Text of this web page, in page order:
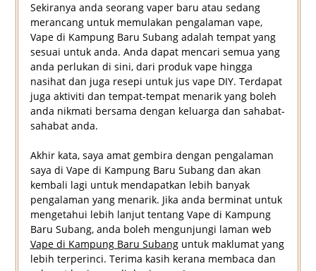
Sekiranya anda seorang vaper baru atau sedang
merancang untuk memulakan pengalaman vape,
Vape di Kampung Baru Subang adalah tempat yang
sesuai untuk anda. Anda dapat mencari semua yang
anda perlukan di sini, dari produk vape hingga
nasihat dan juga resepi untuk jus vape DIY. Terdapat
juga aktiviti dan tempat-tempat menarik yang boleh
anda nikmati bersama dengan keluarga dan sahabat-
sahabat anda.
Akhir kata, saya amat gembira dengan pengalaman
saya di Vape di Kampung Baru Subang dan akan
kembali lagi untuk mendapatkan lebih banyak
pengalaman yang menarik. Jika anda berminat untuk
mengetahui lebih lanjut tentang Vape di Kampung
Baru Subang, anda boleh mengunjungi laman web
Vape di Kampung Baru Subanguntuk maklumat yang
lebih terperinci. Terima kasih kerana membaca dan